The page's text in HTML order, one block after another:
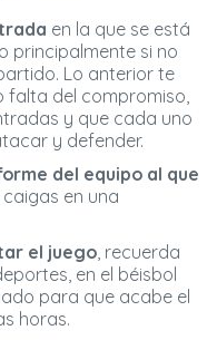
en la que se está
principalmente si no
Lo anterior te
falta del compromiso,
y que cada uno
y defender.
del equipo al que
en una
el juego, recuerda
en el béisbol
para que acabe el
horas.